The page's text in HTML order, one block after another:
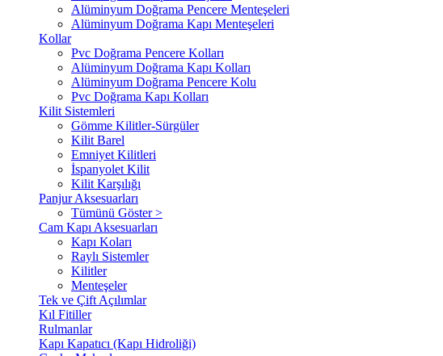
Alüminyum Doğrama Pencere Menteşeleri
Alüminyum Doğrama Kapı Menteşeleri
Kollar
Pvc Doğrama Pencere Kolları
Alüminyum Doğrama Kapı Kolları
Alüminyum Doğrama Pencere Kolu
Pvc Doğrama Kapı Kolları
Kilit Sistemleri
Gömme Kilitler-Sürgüler
Kilit Barel
Emniyet Kilitleri
İspanyolet Kilit
Kilit Karşılığı
Panjur Aksesuarları
Tümünü Göster >
Cam Kapı Aksesuarları
Kapı Koları
Raylı Sistemler
Kilitler
Menteşeler
Tek ve Çift Açılımlar
Kıl Fitiller
Rulmanlar
Kapı Kapatıcı (Kapı Hidroliği)